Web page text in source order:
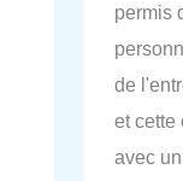
permis
de
et cette
avec